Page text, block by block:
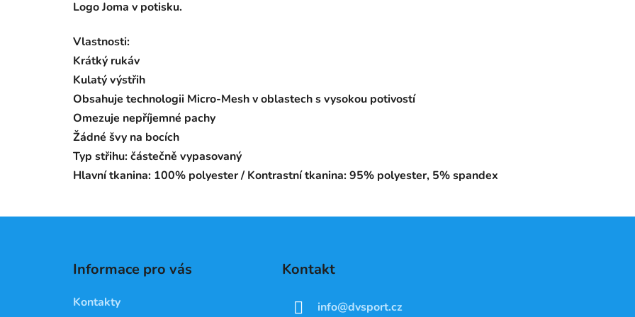
Logo Joma v potisku.
Vlastnosti:
Krátký rukáv
Kulatý výstřih
Obsahuje technologii Micro-Mesh v oblastech s vysokou potivostí
Omezuje nepříjemné pachy
Žádné švy na bocích
Typ střihu: částečně vypasovaný
Hlavní tkanina: 100% polyester / Kontrastní tkanina: 95% polyester, 5% spandex
Informace pro vás
Kontakty
Kontakt
info@dvsport.cz